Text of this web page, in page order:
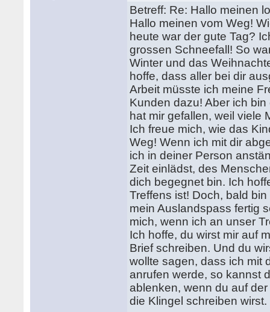
Betreff: Re: Hallo meinen
Hallo meinen vom Weg!
heute war der gute Tag?
grossen Schneefall! So
Winter und das
hoffe, dass aller bei dir
Arbeit müsste ich meine
Kunden dazu! Aber ich
hat mir gefallen, weil viele
Ich freue mich, wie das
Weg! Wenn ich mit dir
ich in deiner Person
Zeit einlädst, des
dich begegnet bin. Ich
Treffens ist! Doch, bald
mein Auslandspass fertig
mich, wenn ich an unser
Ich hoffe, du wirst mir auf
Brief schreiben. Und du
wollte sagen, dass ich mit
anrufen werde, so kannst
ablenken, wenn du auf
die Klingel schreiben